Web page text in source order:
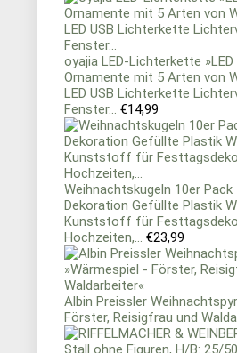
oyajia LED-Lichterkette
Ornamente mit 5 Arten von
LED USB Lichterkette
Fenster... €14,99
Weihnachtskugeln 10er
Dekoration Gefüllte Plastik
Kunststoff für
Hochzeiten,... €23,99
Albin Preissler
Förster, Reisigfrau und